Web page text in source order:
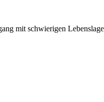
mit schwierigen